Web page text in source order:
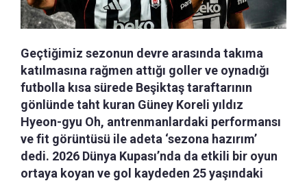
Geçtiğimiz sezonun devre arasında takıma
katılmasına rağmen attığı goller ve oynadığı
futbolla kısa sürede Beşiktaş taraftarının
gönlünde taht kuran Güney Koreli yıldız
Hyeon-gyu Oh, antrenmanlardaki performansı
ve fit görüntüsü ile adeta ‘sezona hazırım’
dedi. 2026 Dünya Kupası’nda da etkili bir oyun
ortaya koyan ve gol kaydeden 25 yaşındaki